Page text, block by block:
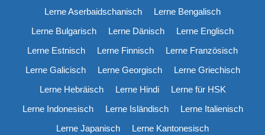
Lerne Aserbaidschanisch
Lerne Bengalisch
Lerne Bulgarisch
Lerne Dänisch
Lerne Englisch
Lerne Estnisch
Lerne Finnisch
Lerne Französisch
Lerne Galicisch
Lerne Georgisch
Lerne Griechisch
Lerne Hebräisch
Lerne Hindi
Lerne für HSK
Lerne Indonesisch
Lerne Isländisch
Lerne Italienisch
Lerne Japanisch
Lerne Kantonesisch